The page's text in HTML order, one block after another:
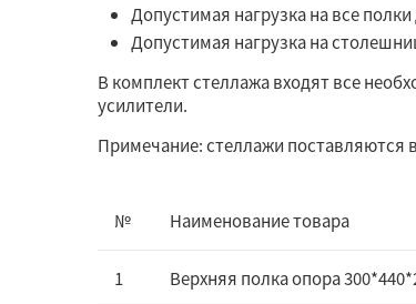
Допустимая нагрузка на все полки
Допустимая нагрузка на
В комплект стеллажа входят все
усилители.
Примечание: стеллажи поставляются
№ Наименование товара
1 Верхняя полка опора